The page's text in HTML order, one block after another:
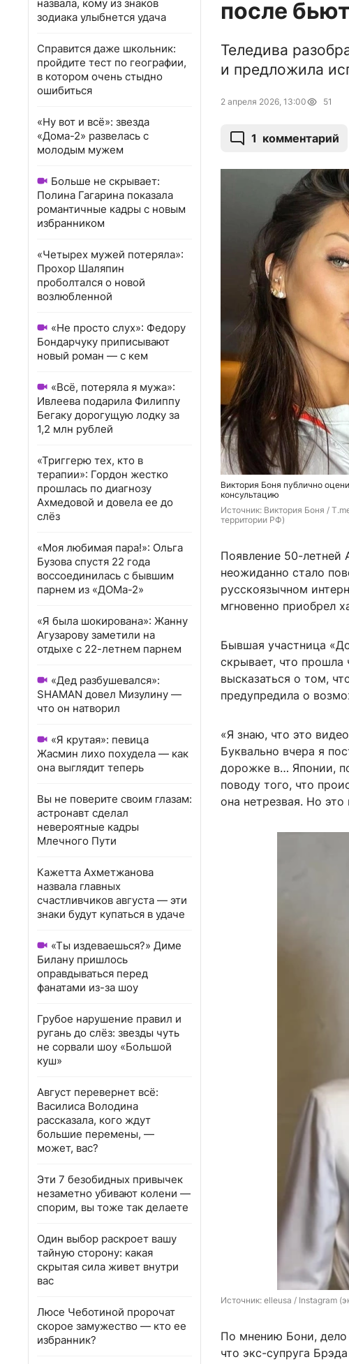
назвала, кому из знаков
зодиака улыбнется удача
Справится даже школьник:
пройдите тест по географии,
в котором очень стыдно
ошибиться
«Ну вот и всё»: звезда
«Дома-2» развелась с
молодым мужем
Больше не скрывает:
Полина Гагарина показала
романтичные кадры с новым
избранником
«Четырех мужей потеряла»:
Прохор Шаляпин
проболтался о новой
возлюбленной
«Не просто слух»: Федору
Бондарчуку приписывают
новый роман — с кем
«Всё, потеряла я мужа»:
Ивлеева подарила Филиппу
Бегаку дорогущую лодку за
1,2 млн рублей
«Триггерю тех, кто в
терапии»: Гордон жестко
прошлась по диагнозу
Ахмедовой и довела ее до
слёз
«Моя любимая пара!»: Ольга
Бузова спустя 22 года
воссоединилась с бывшим
парнем из «ДОМа-2»
«Я была шокирована»: Жанну
Агузарову заметили на
отдыхе с 22-летнем парнем
«Дед разбушевался»:
SHAMAN довел Мизулину —
что он натворил
«Я крутая»: певица
Жасмин лихо похудела — как
она выглядит теперь
Вы не поверите своим глазам:
астронавт сделал
невероятные кадры
Млечного Пути
Кажетта Ахметжанова
назвала главных
счастливчиков августа — эти
знаки будут купаться в удаче
«Ты издеваешься?» Диме
Билану пришлось
оправдываться перед
фанатами из-за шоу
Грубое нарушение правил и
ругань до слёз: звезды чуть
не сорвали шоу «Большой
куш»
Август перевернет всё:
Василиса Володина
рассказала, кого ждут
большие перемены, —
может, вас?
Эти 7 безобидных привычек
незаметно убивают колени —
спорим, вы тоже так делаете
Один выбор раскроет вашу
тайную сторону: какая
скрытая сила живет внутри
вас
Люсе Чеботиной пророчат
скорое замужество — кто ее
избранник?
после
Теледива
и предложила
2 апреля 2026, 13:00 51
1 комментарий
Виктория Боня публично
консультацию
Источник: Виктория Боня /
территории РФ)
Появление 50-летней
неожиданно стало
русскоязычном
мгновенно приобрел
Бывшая участница
скрывает, что
высказаться о том,
предупредила о
«Я знаю, что это
Буквально вчера я
дорожке в… Японии,
поводу того, что
она нетрезвая. Но это
Источник: elleusa / Instagram
По мнению Бони, дело
что экс-супруга